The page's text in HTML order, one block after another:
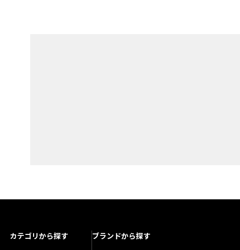
カテゴリから探す ブランドから探す